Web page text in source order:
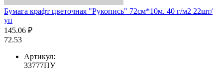
Бумага крафт цветочная "Рукопись" 72см*10м. 40 г/м2 22шт/
уп
145.06 ₽
72.53
Артикул:
33777ПУ